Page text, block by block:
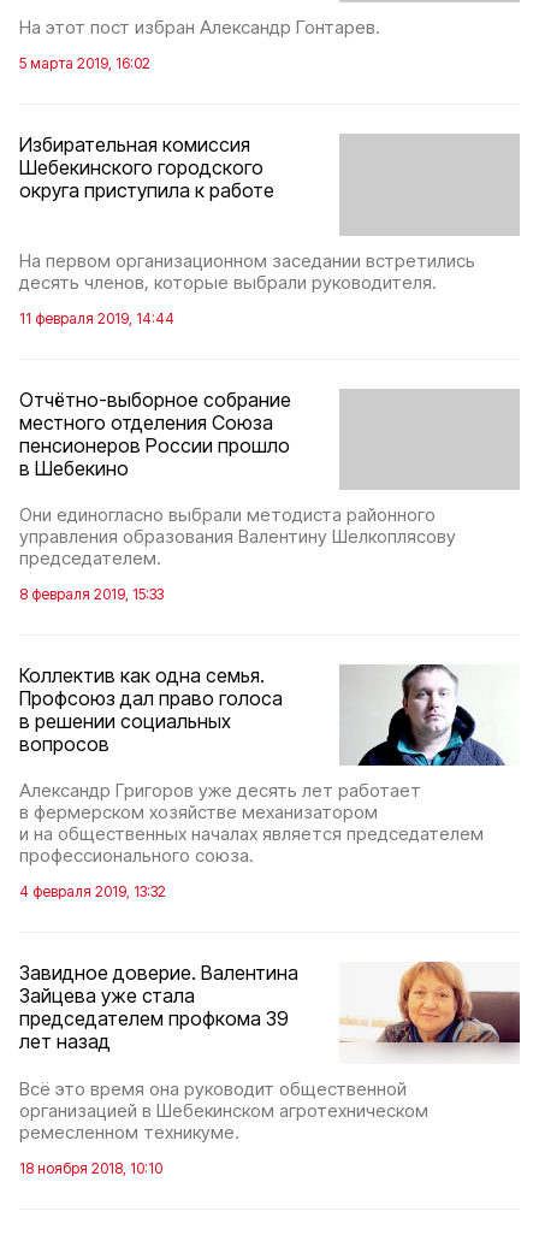
На этот пост избран Александр Гонтарев.
5 марта 2019, 16:02
Избирательная комиссия
Шебекинского городского
округа приступила к работе
На первом организационном заседании встретились
десять членов, которые выбрали руководителя.
11 февраля 2019, 14:44
Отчётно-выборное собрание
местного отделения Союза
пенсионеров России прошло
в Шебекино
Они единогласно выбрали методиста районного
управления образования Валентину Шелкоплясову
председателем.
8 февраля 2019, 15:33
Коллектив как одна семья.
Профсоюз дал право голоса
в решении социальных
вопросов
Александр Григоров уже десять лет работает
в фермерском хозяйстве механизатором
и на общественных началах является председателем
профессионального союза.
4 февраля 2019, 13:32
Завидное доверие. Валентина
Зайцева уже стала
председателем профкома 39
лет назад
Всё это время она руководит общественной
организацией в Шебекинском агротехническом
ремесленном техникуме.
18 ноября 2018, 10:10